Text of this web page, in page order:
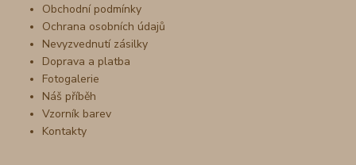
Obchodní podmínky
Ochrana osobních údajů
Nevyzvednutí zásilky
Doprava a platba
Fotogalerie
Náš příběh
Vzorník barev
Kontakty